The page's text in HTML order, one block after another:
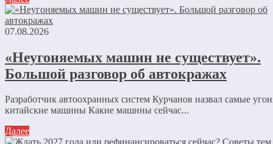
07.08.2026
«Неугоняемых машин не существует».
Большой разговор об автокражах
Разработчик автоохранных систем Курчанов назвал самые
китайские машины Какие машины сейчас...
Далее